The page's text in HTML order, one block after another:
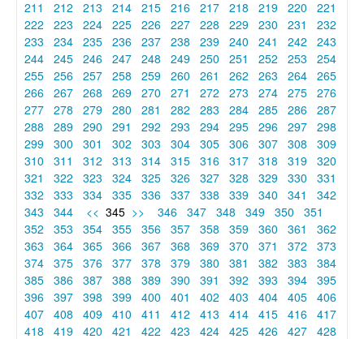
211
212 213 214 215 216 217 218 219 220
221
222
223 224 225 226 227 228 229 230 231
232
233
234 235 236 237 238 239 240 241 242
243
244 245 246 247 248 249 250 251 252 253
254
255 256 257 258 259 260 261 262 263 264 265
266 267 268 269 270 271 272 273 274 275 276
277 278 279 280 281 282 283 284 285 286 287
288
289 290 291 292 293 294 295 296 297 298
299 300 301 302 303 304 305 306 307 308
309
310
311 312 313 314 315 316 317 318 319 320
321
322 323 324 325 326 327 328 329 330
331
332
333 334 335 336 337 338 339 340 341
342
343
344 << 345 >> 346 347 348 349 350
351
352
353 354 355 356 357 358 359 360 361
362
363
364 365 366 367 368 369 370 371 372
373
374 375 376 377 378 379 380 381 382 383
384
385 386 387 388 389 390 391 392 393 394 395
396 397 398 399 400 401 402 403 404 405 406
407 408 409 410 411 412 413 414 415 416 417
418
419 420 421 422 423 424 425 426 427 428